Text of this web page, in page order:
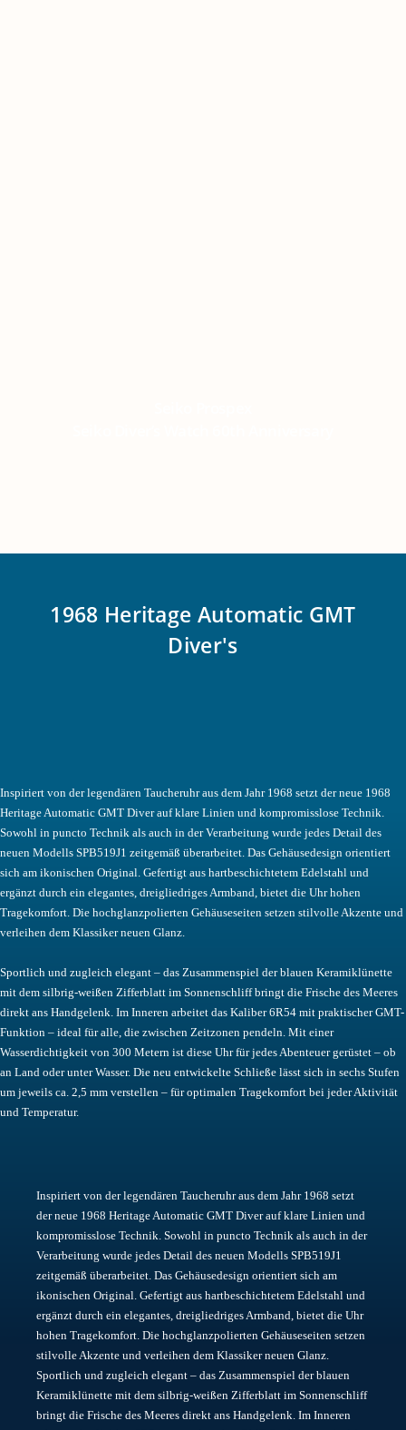
1968 Heritage Automatic GMT
Diver's
Inspiriert von der legendären Taucheruhr aus dem Jahr 1968 setzt der neue 1968
Heritage Automatic GMT Diver auf klare Linien und kompromisslose Technik.
Sowohl in puncto Technik als auch in der Verarbeitung wurde jedes Detail des
neuen Modells SPB519J1 zeitgemäß überarbeitet. Das Gehäusedesign orientiert
sich am ikonischen Original. Gefertigt aus hartbeschichtetem Edelstahl und
ergänzt durch ein elegantes, dreigliedriges Armband, bietet die Uhr hohen
Tragekomfort. Die hochglanzpolierten Gehäuseseiten setzen stilvolle Akzente und
verleihen dem Klassiker neuen Glanz.
Sportlich und zugleich elegant – das Zusammenspiel der blauen Keramiklünette
mit dem silbrig-weißen Zifferblatt im Sonnenschliff bringt die Frische des Meeres
direkt ans Handgelenk. Im Inneren arbeitet das Kaliber 6R54 mit praktischer GMT-
Funktion – ideal für alle, die zwischen Zeitzonen pendeln. Mit einer
Wasserdichtigkeit von 300 Metern ist diese Uhr für jedes Abenteuer gerüstet – ob
an Land oder unter Wasser. Die neu entwickelte Schließe lässt sich in sechs Stufen
um jeweils ca. 2,5 mm verstellen – für optimalen Tragekomfort bei jeder Aktivität
und Temperatur.
Inspiriert von der legendären Taucheruhr aus dem Jahr 1968 setzt
der neue 1968 Heritage Automatic GMT Diver auf klare Linien und
kompromisslose Technik. Sowohl in puncto Technik als auch in der
Verarbeitung wurde jedes Detail des neuen Modells SPB519J1
zeitgemäß überarbeitet. Das Gehäusedesign orientiert sich am
ikonischen Original. Gefertigt aus hartbeschichtetem Edelstahl und
ergänzt durch ein elegantes, dreigliedriges Armband, bietet die Uhr
hohen Tragekomfort. Die hochglanzpolierten Gehäuseseiten setzen
stilvolle Akzente und verleihen dem Klassiker neuen Glanz.
Sportlich und zugleich elegant – das Zusammenspiel der blauen
Keramiklünette mit dem silbrig-weißen Zifferblatt im Sonnenschliff
bringt die Frische des Meeres direkt ans Handgelenk. Im Inneren